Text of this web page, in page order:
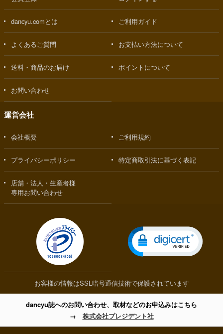
dancyu.comとは ご利用ガイド
よくあるご質問 お支払い方法について
送料・商品のお届け ポイントについて
お問い合わせ
運営会社
会社概要 ご利用規約
プライバシーポリシー 特定商取引法に基づく表記
店舗・法人・生産者様
専用お問い合わせ
お客様の情報はSSL暗号通信技術で保護されています
dancyu誌へのお問い合わせ、取材などのお申込みはこちら
→ 株式会社プレジデント社